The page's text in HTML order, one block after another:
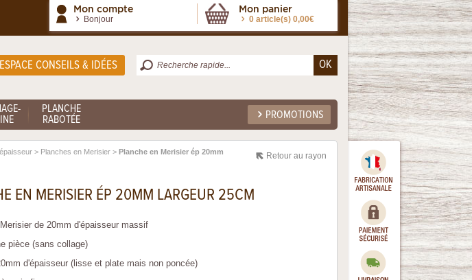
Mon compte
Bonjour
Mon panier
0 article(s) 0,00€
ESPACE CONSEILS & IDÉES
PLANCHE
RABOTÉE PROMOTIONS
Retour au rayon
> Planches en Merisier> Planche en Merisier ép 20mm
EN MERISIER ÉP 20MM LARGEUR 25CM
de 20mm d'épaisseur massif
pièce (sans collage)
d'épaisseur (lisse et plate mais non poncée)